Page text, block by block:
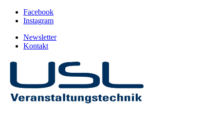
Facebook
Instagram
Newsletter
Kontakt